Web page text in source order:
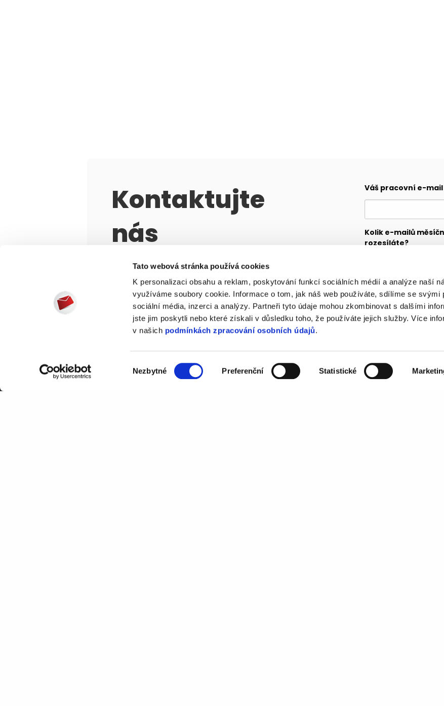
Tato webová stránka používá cookies
K personalizaci obsahu a reklam, poskytování funkcí sociálních médií a analýze naší
využíváme soubory cookie. Informace o tom, jak náš web používáte, sdílíme se svými
sociální média, inzerci a analýzy. Partneři tyto údaje mohou zkombinovat s dalšími
jste jim poskytli nebo které získali v důsledku toho, že používáte jejich služby. Více
v našich podmínkách zpracování osobních údajů.
souhlasu
Nezbytné Preferenční Statistické
Kontaktujte
nás
Dejte nám vědět, jaké máte v
e-mailingucíle a my pro vás vymyslíme
vhodný plán.
Váš pracovní e-mail
Kolik e-mailů
rozesíláte?
Zpráva